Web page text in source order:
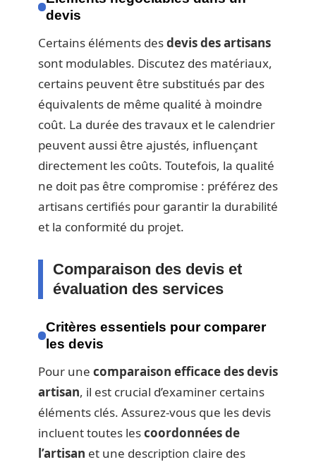
devis
Certains éléments desdevis des artisans
sont modulables. Discutez des matériaux,
certains peuvent être substitués par des
équivalents de même qualité à moindre
coût. La durée des travaux et le calendrier
peuvent aussi être ajustés, influençant
directement les coûts. Toutefois, la qualité
ne doit pas être compromise : préférez des
artisans certifiés pour garantir la durabilité
et la conformité du projet.
Comparaison des devis et
évaluation des services
Critères essentiels pour comparer
les devis
Pour une comparaison efficace des devis
artisan, il est crucial d’examiner certains
éléments clés. Assurez-vous que les devis
incluent toutes lescoordonnées de
l’artisan et une description claire des